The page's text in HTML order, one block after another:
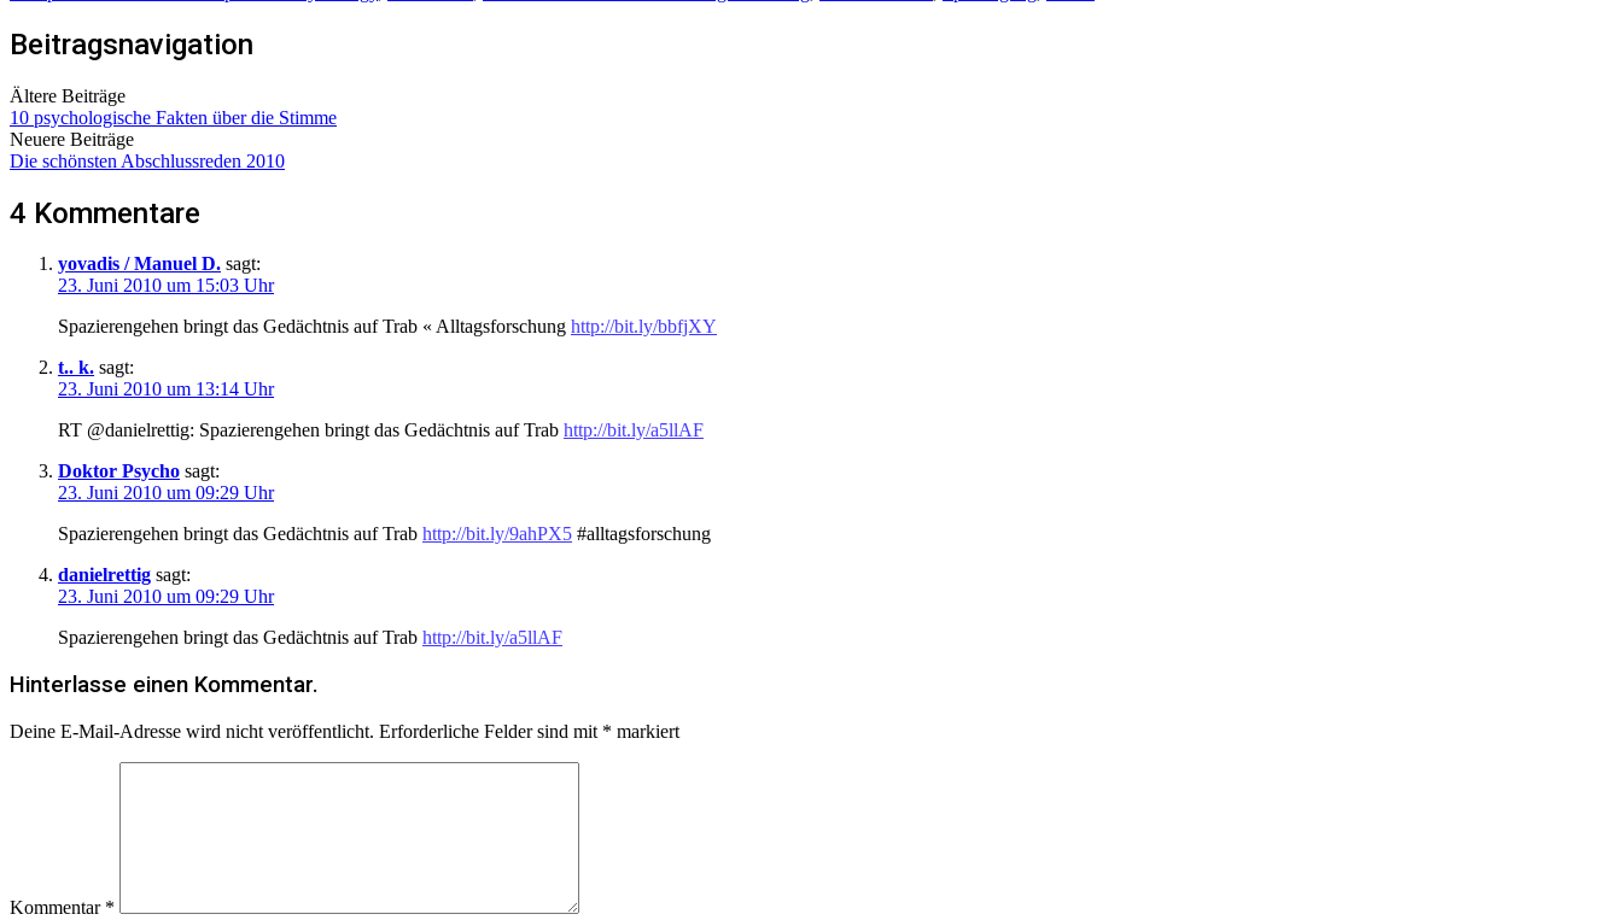
Beitragsnavigation
Ältere Beiträge
10 psychologische Fakten über die Stimme
Neuere Beiträge
Die schönsten Abschlussreden 2010
4 Kommentare
yovadis / Manuel D. sagt:
23. Juni 2010 um 15:03 Uhr
Spazierengehen bringt das Gedächtnis auf Trab « Alltagsforschung http://bit.ly/bbfjXY
t.. k. sagt:
23. Juni 2010 um 13:14 Uhr
RT @danielrettig: Spazierengehen bringt das Gedächtnis auf Trab http://bit.ly/a5llAF
Doktor Psycho sagt:
23. Juni 2010 um 09:29 Uhr
Spazierengehen bringt das Gedächtnis auf Trab http://bit.ly/9ahPX5 #alltagsforschung
danielrettig sagt:
23. Juni 2010 um 09:29 Uhr
Spazierengehen bringt das Gedächtnis auf Trab http://bit.ly/a5llAF
Hinterlasse einen Kommentar.
Deine E-Mail-Adresse wird nicht veröffentlicht. Erforderliche Felder sind mit * markiert
Kommentar *